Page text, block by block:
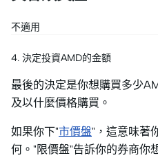
不適用
4. 決定投資AMD的金額
最後的決定是你想購買多少
及以什麼價格購買。
如果你下"市價盤"，這意味著
何。"限價盤"告訴你的券商你